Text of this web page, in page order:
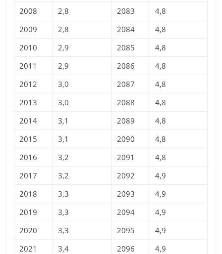
2008
2,8 2083
4,8
2009
2,8 2084
4,8
2010
2,9 2085
4,8
2011
2,9 2086
4,8
2012
3,0 2087
4,8
2013
3,0 2088
4,8
2014
3,1 2089
4,8
2015
3,1 2090
4,8
2016
3,2 2091
4,8
2017
3,2 2092
4,9
2018
3,3 2093
4,9
2019
3,3 2094
4,9
2020
3,3 2095
4,9
2021
3,4 2096
4,9